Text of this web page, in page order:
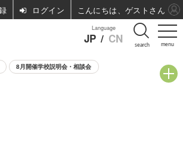
menu
Language
JP / CN search
8月開催学校説明会・相談会
ログイン こんにちは、ゲストさん